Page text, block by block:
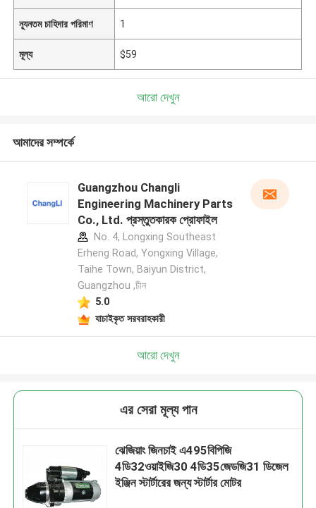
ন্যূনতম চাহিদার পরিমাণ 1
মূল্য $59
আরো দেখুন
আমাদের সম্পর্কে
Guangzhou Changli
Engineering Machinery Parts
Co., Ltd. প্রস্তুতকারক প্রোফাইল
No. 4, Longxing Southeast
Erheng Road, Yongxing Village,
Taihe Town, Baiyun District,
Guangzhou ,চীন
5.0
যাচাইকৃত সরবরাহকারী
আরো দেখুন
এর সেরা মূল্য পান
ঝেজিয়াং জিনচাই এ495বিপিজি
4ডি32ওয়াইজি30 4ডি35জেডজি31 ডিজেল
ইঞ্জিন স্টার্টারের জন্য স্টার্টার মোটর